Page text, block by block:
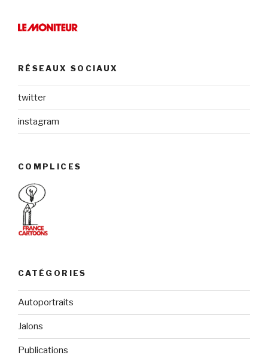
RÉSEAUX SOCIAUX
twitter
instagram
COMPLICES
CATÉGORIES
Autoportraits
Jalons
Publications